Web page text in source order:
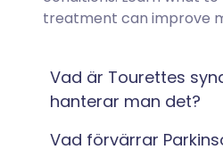
treatment can improve
Vad är Tourettes
hanterar man det?
Vad förvärrar